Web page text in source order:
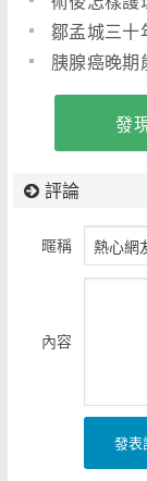
鄒孟城三十
胰腺癌晚期
發
評論
暱稱
內容
發表